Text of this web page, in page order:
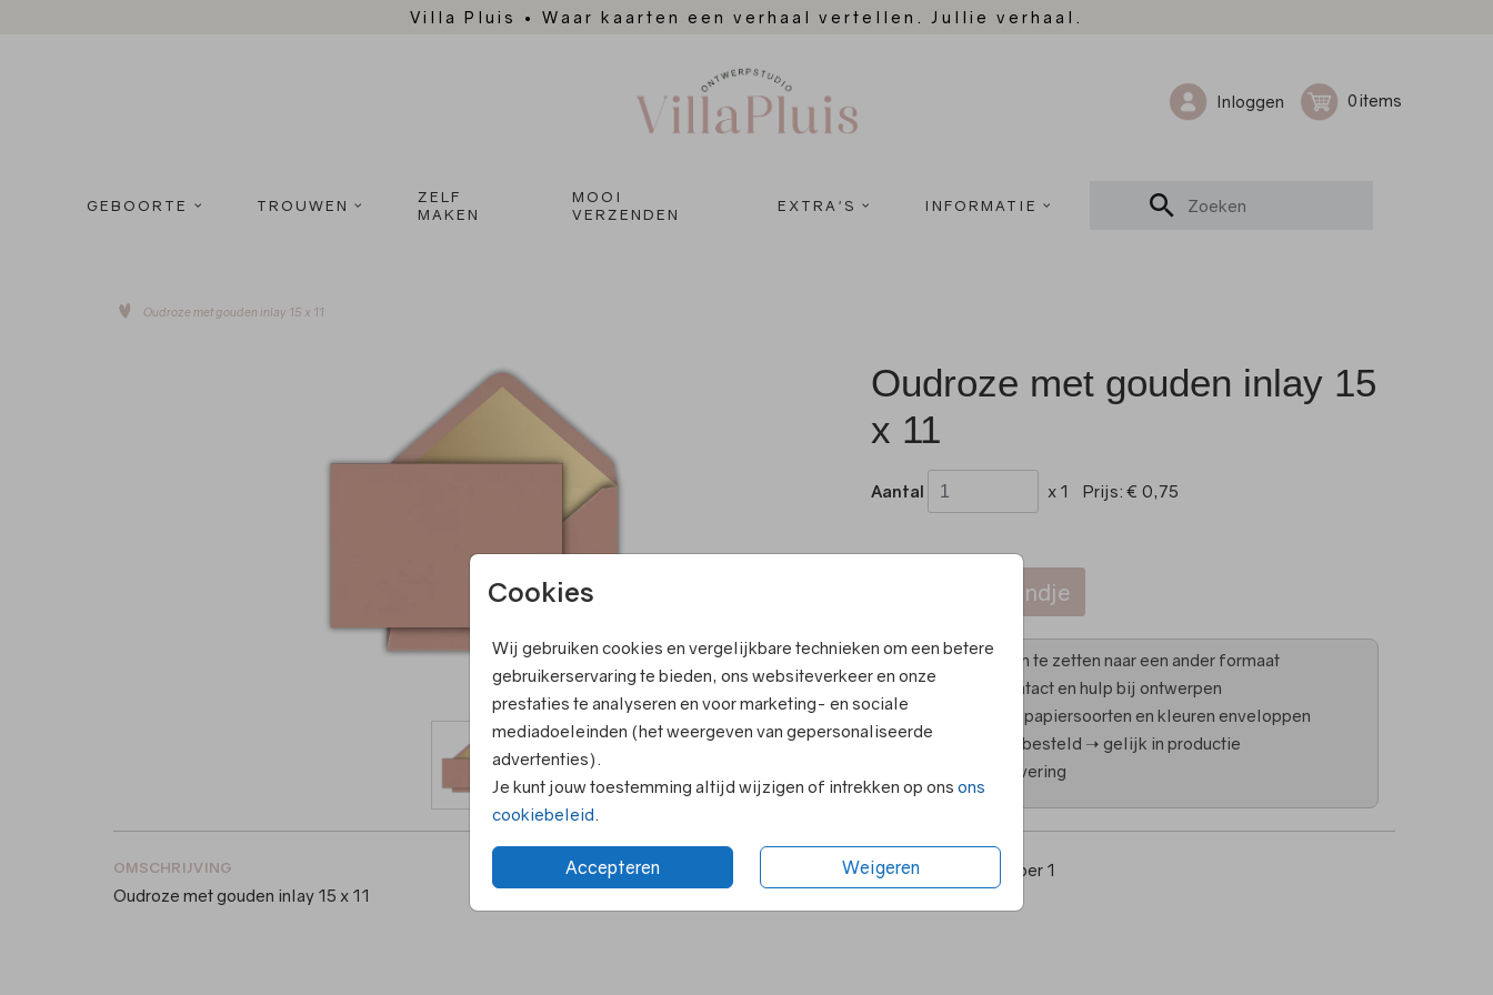
Villa Pluis • Waar kaarten een verhaal vertellen. Jullie verhaal.
Inloggen 0
GEBOORTE TROUWEN
ZELF
MAKEN
MOOI
VERZENDEN
EXTRA'S INFORMATIE
Cookies
Wij gebruiken cookies en vergelijkbare technieken om een betere
gebruikerservaring te bieden, ons websiteverkeer en onze
prestaties te analyseren en voor marketing- en sociale
mediadoeleinden (het weergeven van gepersonaliseerde
advertenties).
Je kunt jouw toestemming altijd wijzigen of intrekken op ons ons
cookiebeleid.
Accepteren Weigeren
Oudroze met gouden inlay 15 x 11
Oudroze met gouden inlay 15
x 11
Aantal x 1 Prijs:€ 0,75
In winkelmandje
Elk kaartje is om te zetten naar een ander formaat
Persoonlijk contact en hulp bij ontwerpen
Ruime keuze in papiersoorten en kleuren enveloppen
Voor 18.00 uur besteld ➝ gelijk in productie
Supersnelle levering
OMSCHRIJVING
Oudroze met gouden inlay 15 x 11
Prijs: per 1